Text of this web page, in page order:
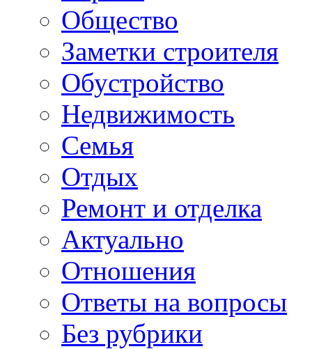
Общество
Заметки строителя
Обустройство
Недвижимость
Семья
Отдых
Ремонт и отделка
Актуально
Отношения
Ответы на вопросы
Без рубрики